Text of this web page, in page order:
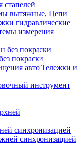
стапелей
вытяжные, Цепи
гидравлические
измерения
покраски
Тележки и
инструмент
синхронизацией